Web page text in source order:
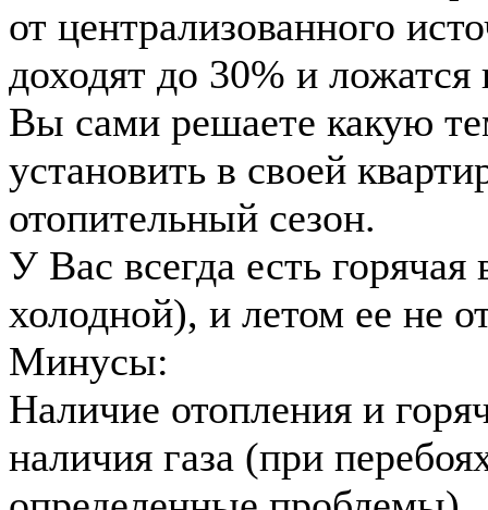
от централизованного
доходят до 30% и ложатся
Вы сами решаете какую
установить в своей
отопительный сезон.
У Вас всегда есть
холодной), и летом ее не
Минусы:
Наличие отопления и
наличия газа (при